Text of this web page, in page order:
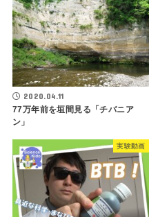
2020.04.11
77万年前を垣間見る「チバニア
ン」
実験動画